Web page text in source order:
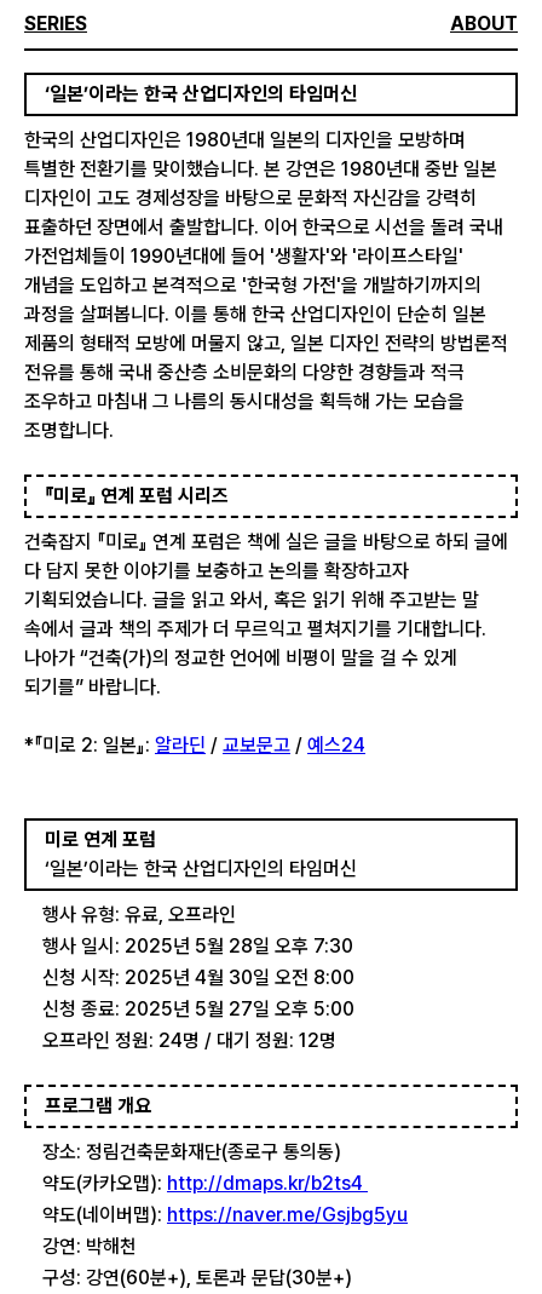
SERIES ABOUT
‘일본’이라는 한국 산업디자인의 타임머신
한국의 산업디자인은 1980년대 일본의 디자인을 모방하며
특별한 전환기를 맞이했습니다. 본 강연은 1980년대 중반 일본
디자인이 고도 경제성장을 바탕으로 문화적 자신감을 강력히
표출하던 장면에서 출발합니다. 이어 한국으로 시선을 돌려 국내
가전업체들이 1990년대에 들어 '생활자'와 '라이프스타일'
개념을 도입하고 본격적으로 '한국형 가전'을 개발하기까지의
과정을 살펴봅니다. 이를 통해 한국 산업디자인이 단순히 일본
제품의 형태적 모방에 머물지 않고, 일본 디자인 전략의 방법론적
전유를 통해 국내 중산층 소비문화의 다양한 경향들과 적극
조우하고 마침내 그 나름의 동시대성을 획득해 가는 모습을
조명합니다.
『미로』 연계 포럼 시리즈
건축잡지 『미로』 연계 포럼은 책에 실은 글을 바탕으로 하되 글에
다 담지 못한 이야기를 보충하고 논의를 확장하고자
기획되었습니다. 글을 읽고 와서, 혹은 읽기 위해 주고받는 말
속에서 글과 책의 주제가 더 무르익고 펼쳐지기를 기대합니다.
나아가 “건축(가)의 정교한 언어에 비평이 말을 걸 수 있게
되기를” 바랍니다.
*『미로 2: 일본』: 알라딘 / 교보문고 / 예스24
미로 연계 포럼
‘일본’이라는 한국 산업디자인의 타임머신
행사 유형: 유료, 오프라인
행사 일시: 2025년 5월 28일 오후 7:30
신청 시작: 2025년 4월 30일 오전 8:00
신청 종료: 2025년 5월 27일 오후 5:00
오프라인 정원: 24명 / 대기 정원: 12명
프로그램 개요
장소: 정림건축문화재단(종로구 통의동)
약도(카카오맵): http://dmaps.kr/b2ts4
약도(네이버맵): https://naver.me/Gsjbg5yu
강연: 박해천
구성: 강연(60분+), 토론과 문답(30분+)